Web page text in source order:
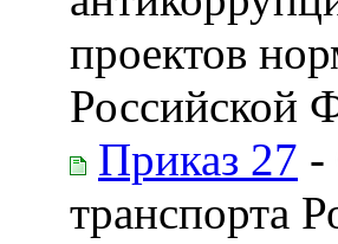
проектов
Российской
Приказ 27 -
транспорта